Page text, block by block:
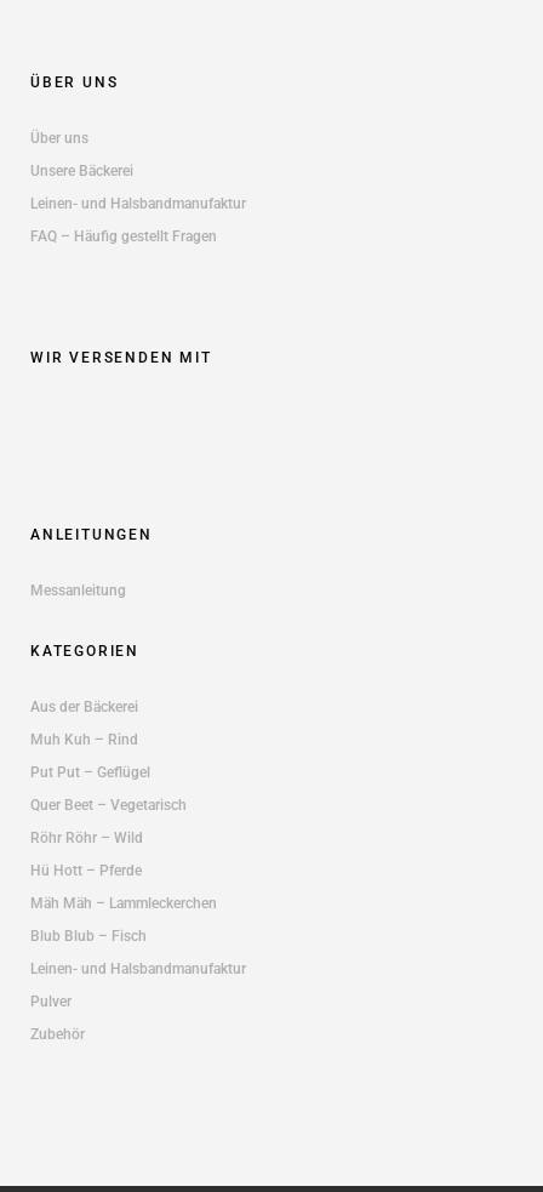
ÜBER UNS
Über uns
Unsere Bäckerei
Leinen- und Halsbandmanufaktur
FAQ – Häufig gestellt Fragen
WIR VERSENDEN MIT
ANLEITUNGEN
Messanleitung
KATEGORIEN
Aus der Bäckerei
Muh Kuh – Rind
Put Put – Geflügel
Quer Beet – Vegetarisch
Röhr Röhr – Wild
Hü Hott – Pferde
Mäh Mäh – Lammleckerchen
Blub Blub – Fisch
Leinen- und Halsbandmanufaktur
Pulver
Zubehör